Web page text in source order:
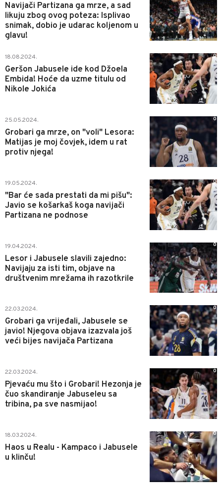
Navijači Partizana ga mrze, a sad
likuju zbog ovog poteza: Isplivao
snimak, dobio je udarac koljenom u
glavu!
18.08.2024.
Geršon Jabusele ide kod Džoela
Embida! Hoće da uzme titulu od
Nikole Jokića
0
25.05.2024.
Grobari ga mrze, on "voli" Lesora:
Matijas je moj čovjek, idem u rat
protiv njega!
0
19.05.2024.
"Bar će sada prestati da mi pišu":
Javio se košarkaš koga navijači
Partizana ne podnose
0
19.04.2024.
Lesor i Jabusele slavili zajedno:
Navijaju za isti tim, objave na
društvenim mrežama ih razotkrile
0
22.03.2024.
Grobari ga vrijeđali, Jabusele se
javio! Njegova objava izazvala još
veći bijes navijača Partizana
0
22.03.2024.
Pjevaću mu što i Grobari! Hezonja je
čuo skandiranje Jabuseleu sa
tribina, pa sve nasmijao!
0
18.03.2024.
Haos u Realu - Kampaco i Jabusele
u klinču!
0